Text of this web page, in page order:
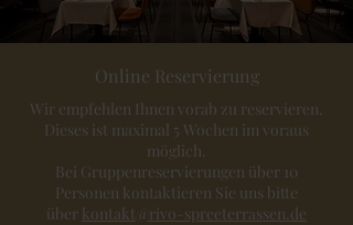
Online Reservierung
Wir empfehlen Ihnen vorab zu reservieren.
Dieses ist maximal 5 Wochen im voraus
möglich.
Bei Gruppenreservierungen über 10
Personen kontaktieren Sie uns bitte
über kontakt@rivo-spreeterrassen.de